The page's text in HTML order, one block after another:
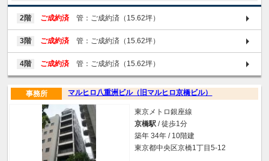
2階 ご成約済 管：ご成約済（15.62坪）
3階 ご成約済 管：ご成約済（15.62坪）
4階 ご成約済 管：ご成約済（15.62坪）
マルヒロ八重洲ビル（旧マルヒロ京橋ビル）
事務所
東京メトロ銀座線
京橋駅 / 徒歩1分
築年 34年 / 10階建
東京都中央区京橋1丁目5-12